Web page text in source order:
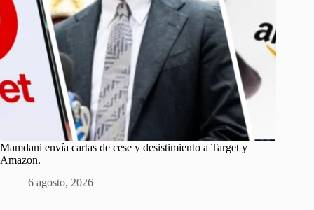
Mamdani envía cartas de cese y desistimiento a Target y
Amazon.
6 agosto, 2026